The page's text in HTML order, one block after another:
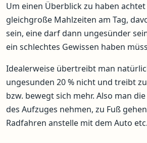
Um einen Überblick zu haben
gleichgroße Mahlzeiten am Tag,
sein, eine darf dann ungesünder
ein schlechtes Gewissen haben
Idealerweise übertreibt man
ungesunden 20 % nicht und treibt
bzw. bewegt sich mehr. Also man
des Aufzuges nehmen, zu Fuß
Radfahren anstelle mit dem Auto etc.